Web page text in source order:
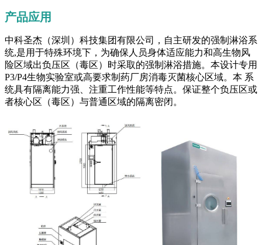
产品应用
中科圣杰（深圳）科技集团有限公司，自主研发的强制淋浴系
统,是用于特殊环境下，为确保人员身体适应能力和高生物风
险区域出负压区（毒区）时采取的强制淋浴措施。本设计专用
P3/P4生物实验室或高要求制药厂房消毒灭菌核心区域。本 系
统具有隔离能力强、注重工作性能等特点。保证整个负压区或
者核心区（毒区）与普通区域的隔离密闭。